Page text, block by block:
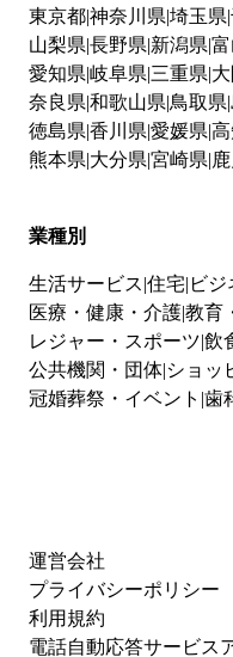
東京都神奈川県 埼玉県
山梨県 長野県 新潟県
愛知県 岐阜県 三重県
奈良県 和歌山県 鳥取県
徳島県 香川県 愛媛県
熊本県 大分県 宮崎県
業種別
生活サービス 住宅 ビジ
医療・健康・介護教育
レジャー・スポーツ 飲
公共機関・団体 ショッ
冠婚葬祭・イベント 歯
運営会社
プライバシーポリシー
利用規約
電話自動応答サービス